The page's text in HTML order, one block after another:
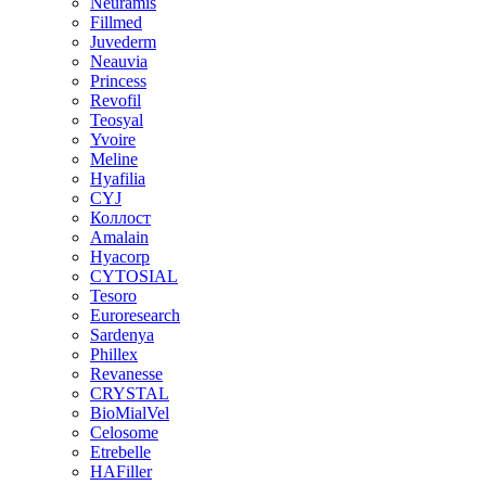
Fillmed
Juvederm
Neauvia
Princess
Revofil
Teosyal
Yvoire
Meline
Hyafilia
CYJ
Коллост
Amalain
Hyacorp
CYTOSIAL
Tesoro
Euroresearch
Sardenya
Phillex
Revanesse
CRYSTAL
BioMialVel
Celosome
Etrebelle
HAFiller